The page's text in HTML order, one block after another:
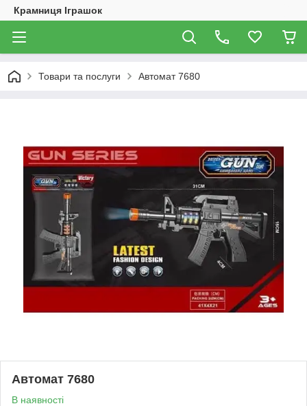
Крамниця Іграшок
Товари та послуги Автомат 7680
Автомат 7680
В наявності